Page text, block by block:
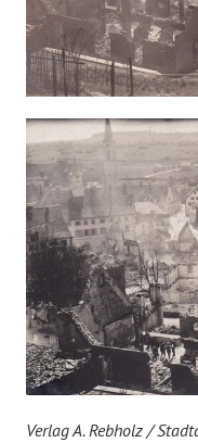
Verlag A. Rebholz /